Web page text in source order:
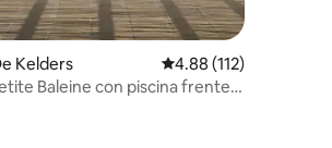
de 5, 215 reseñas
Kelders Calificación promedio:
4.88 (112)
Baleine con piscina frente